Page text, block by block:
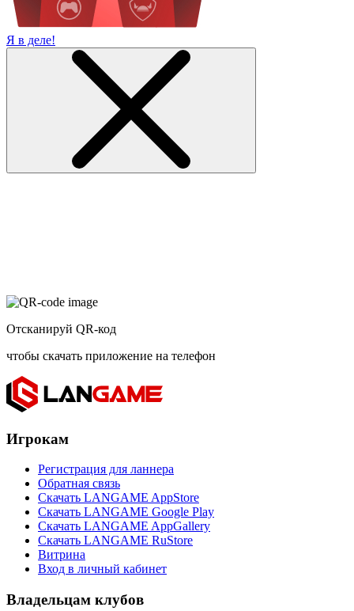
Я в деле!
Отсканируй QR-код
чтобы скачать приложение на телефон
Игрокам
Регистрация для ланнера
Обратная связь
Скачать LANGAME AppStore
Скачать LANGAME Google Play
Скачать LANGAME AppGallery
Скачать LANGAME RuStore
Витрина
Вход в личный кабинет
Владельцам клубов